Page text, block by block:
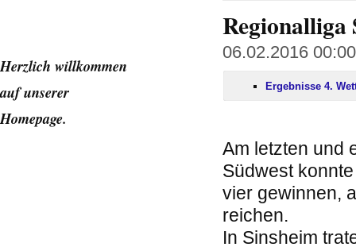
Regionalliga
06.02.2016
Ergebnisse 4.
Am letzten und
Südwest
vier gewinnen,
reichen.
In Sinsheim
Herzlich willkommen
auf unserer
Homepage.